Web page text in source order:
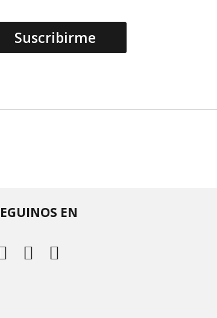
EN